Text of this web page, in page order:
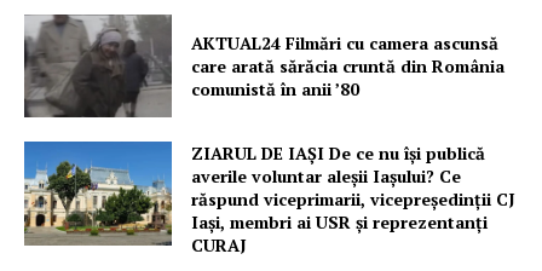
AKTUAL24 Filmări cu camera ascunsă
care arată sărăcia cruntă din România
comunistă în anii ’80
ZIARUL DE IAȘI De ce nu își publică
averile voluntar aleșii Iașului? Ce
răspund viceprimarii, vicepreședinții CJ
Iași, membri ai USR și reprezentanți
CURAJ